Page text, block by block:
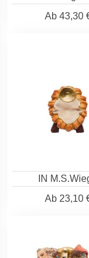
Ab43,30
IN
Ab23,10